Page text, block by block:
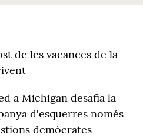
de les vacances de la
a Michigan desafia la
d'esquerres només
demòcrates